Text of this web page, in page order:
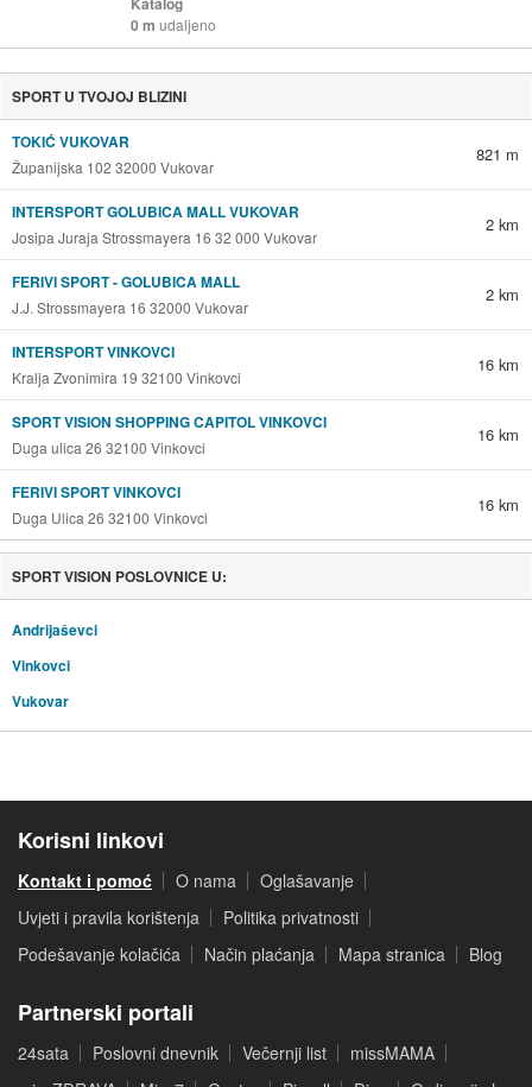
0 m udaljeno
SPORT U TVOJOJ BLIZINI
TOKIĆ VUKOVAR
Županijska 102 32000 Vukovar
821 m
INTERSPORT GOLUBICA MALL VUKOVAR
Josipa Juraja Strossmayera 16 32 000 Vukovar
2 km
FERIVI SPORT - GOLUBICA MALL
J.J. Strossmayera 16 32000 Vukovar
2 km
INTERSPORT VINKOVCI
Kralja Zvonimira 19 32100 Vinkovci
16 km
SPORT VISION SHOPPING CAPITOL VINKOVCI
Duga ulica 26 32100 Vinkovci
16 km
FERIVI SPORT VINKOVCI
Duga Ulica 26 32100 Vinkovci
16 km
SPORT VISION POSLOVNICE U:
Andrijaševci
Vinkovci
Vukovar
Korisni linkovi
Kontakt i pomoć O nama
Oglašavanje
Uvjeti i pravila korištenja
Politika privatnosti
Podešavanje kolačića
Način plaćanja Mapa stranica Blog
Partnerski portali
24sata Poslovni dnevnik Večernji list
missMAMA